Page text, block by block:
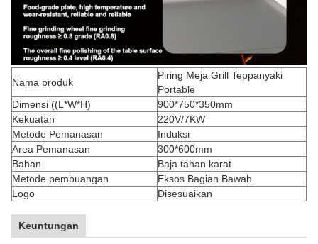
Nama produk
Piring Meja Grill Teppanyaki
Portable
Dimensi ((L*W*H)
900*750*350mm
Kekuatan
220V/7KW
Metode Pemanasan
Induksi
Area Pemanasan
300*600mm
Bahan
Baja tahan karat
Metode pembuangan
Eksos Bagian Bawah
Logo
Disesuaikan
Keuntungan